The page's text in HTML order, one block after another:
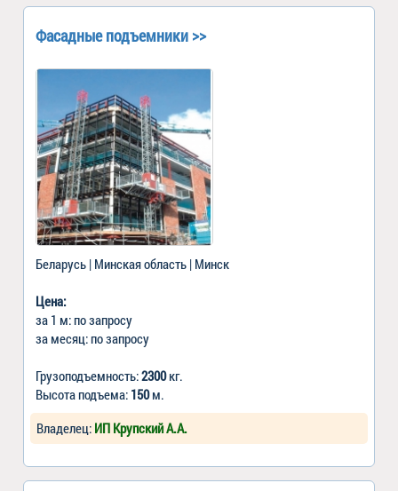
Фасадные подъемники >>
Беларусь | Минская область | Минск
Цена:
за 1 м: по запросу
за месяц: по запросу
Грузоподъемность:2300кг.
Высота подъема: 150м.
Владелец: ИП Крупский А.А.